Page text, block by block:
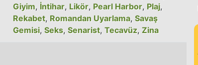
Giyim, İntihar, Likör, Pearl Harbor, Plaj,
Rekabet, Romandan Uyarlama, Savaş
Gemisi, Seks, Senarist, Tecavüz, Zina